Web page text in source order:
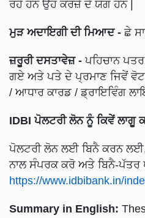
ਰਹੇ ਹਨ ਉਹ ਕਰਜ਼ੇ ਦੇ ਯੋਗ ਹਨ |
ਮੁੜ ਅਦਾਇਗੀ ਦੀ ਮਿਆਦ - ਛੇ
ਜ਼ਰੂਰੀ ਦਸਤਾਵੇਜ਼ - ਪਹਿਚਾਨ
ਗਏ ਅਤੇ ਪਤੇ ਦੇ ਪ੍ਰਮਾਣ ਜਿਵੇਂ
/ ਆਧਾਰ ਕਾਰਡ / ਡ੍ਰਾਇਵਿੰਗ
IDBI ਪੋਲਟਰੀ ਲੋਨ ਨੂੰ ਕਿਵੇਂ ਲਾਗੂ
ਪੋਲਟਰੀ ਲੋਨ ਲਈ ਬਿਨੈ ਕਰਨ
ਨਾਲ ਸੰਪਰਕ ਕਰੋ ਅਤੇ ਬਿਨੈ-ਪੱਤਰ
https://www.idbibank.in/
Summary in English: